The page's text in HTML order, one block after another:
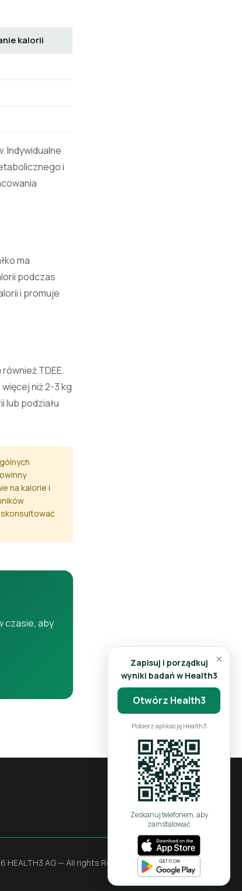
kalorii
Indywidualne
i
ma
podczas
i promuje
TDEE.
niż 2-3 kg
lub podziału
na kalorie i
czasie, aby
HEALTH3 AG — All rights Reserved
×
Zapisuj i porządkuj
wyniki badań w Health3
Otwórz Health3
Pobierz aplikację Health3
Zeskanuj telefonem, aby
zainstalować